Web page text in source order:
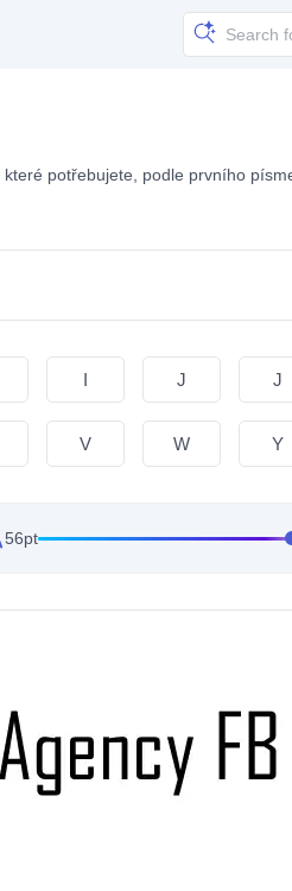
potřebujete, podle prvního
I J J
V W Y
56pt